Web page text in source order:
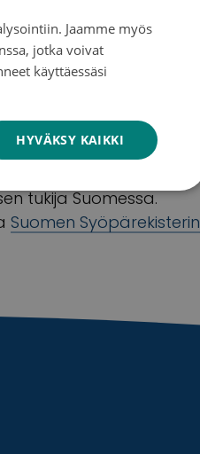
ja heidän
tarvitsisi menehtyä
tukija Suomessa.
Suomen Syöpärekisterin
FINNISH
Jaamme myös
jotka voivat
käyttäessäsi
HYVÄKSY KAIKKI